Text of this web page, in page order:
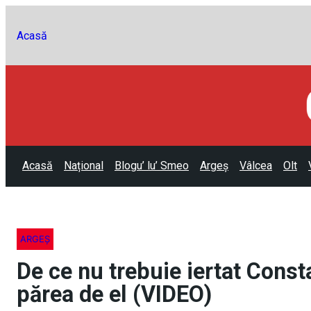
Acasă
Acasă Național Blogu’ lu’ Smeo Argeș Vâlcea Olt
ARGEȘ
De ce nu trebuie iertat
părea de el (VIDEO)